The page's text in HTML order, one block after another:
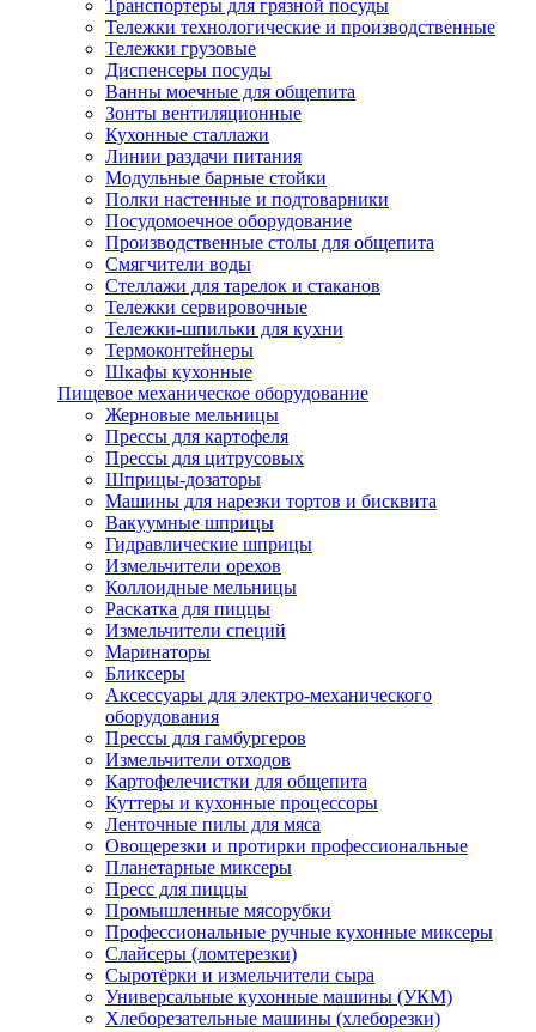
Транспортеры для грязной посуды
Тележки технологические и производственные
Тележки грузовые
Диспенсеры посуды
Ванны моечные для общепита
Зонты вентиляционные
Кухонные сталлажи
Линии раздачи питания
Модульные барные стойки
Полки настенные и подтоварники
Посудомоечное оборудование
Производственные столы для общепита
Смягчители воды
Стеллажи для тарелок и стаканов
Тележки сервировочные
Тележки-шпильки для кухни
Термоконтейнеры
Шкафы кухонные
Пищевое механическое оборудование
Жерновые мельницы
Прессы для картофеля
Прессы для цитрусовых
Шприцы-дозаторы
Машины для нарезки тортов и бисквита
Вакуумные шприцы
Гидравлические шприцы
Измельчители орехов
Коллоидные мельницы
Раскатка для пиццы
Измельчители специй
Маринаторы
Бликсеры
Аксессуары для электро-механического
оборудования
Прессы для гамбургеров
Измельчители отходов
Картофелечистки для общепита
Куттеры и кухонные процессоры
Ленточные пилы для мяса
Овощерезки и протирки профессиональные
Планетарные миксеры
Пресс для пиццы
Промышленные мясорубки
Профессиональные ручные кухонные миксеры
Слайсеры (ломтерезки)
Сыротёрки и измельчители сыра
Универсальные кухонные машины (УКМ)
Хлеборезательные машины (хлеборезки)